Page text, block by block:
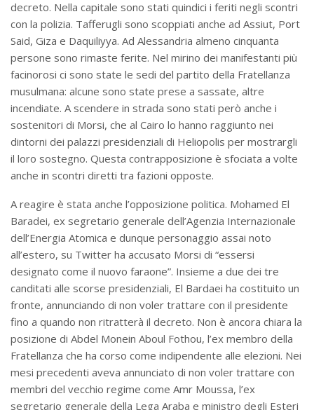
decreto. Nella capitale sono stati quindici i feriti negli scontri
con la polizia. Tafferugli sono scoppiati anche ad Assiut, Port
Said, Giza e Daquiliyya. Ad Alessandria almeno cinquanta
persone sono rimaste ferite. Nel mirino dei manifestanti più
facinorosi ci sono state le sedi del partito della Fratellanza
musulmana: alcune sono state prese a sassate, altre
incendiate. A scendere in strada sono stati però anche i
sostenitori di Morsi, che al Cairo lo hanno raggiunto nei
dintorni dei palazzi presidenziali di Heliopolis per mostrargli
il loro sostegno. Questa contrapposizione è sfociata a volte
anche in scontri diretti tra fazioni opposte.
A reagire è stata anche l’opposizione politica. Mohamed El
Baradei, ex segretario generale dell’Agenzia Internazionale
dell’Energia Atomica e dunque personaggio assai noto
all’estero, su Twitter ha accusato Morsi di “essersi
designato come il nuovo faraone”. Insieme a due dei tre
canditati alle scorse presidenziali, El Bardaei ha costituito un
fronte, annunciando di non voler trattare con il presidente
fino a quando non ritratterà il decreto. Non è ancora chiara la
posizione di Abdel Monein Aboul Fothou, l’ex membro della
Fratellanza che ha corso come indipendente alle elezioni. Nei
mesi precedenti aveva annunciato di non voler trattare con
membri del vecchio regime come Amr Moussa, l’ex
segretario generale della Lega Araba e ministro degli Esteri